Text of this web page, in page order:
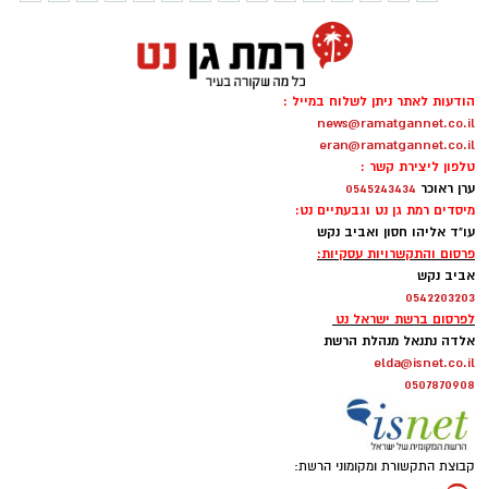
הודעות לאתר ניתן לשלוח במייל :
news@ramatgannet.co.il
eran@ramatgannet.co.il
טלפון ליצירת קשר :
ערן ראוכר 0545243434
מיסדים רמת גן נט וגבעתיים נט:
עו"ד אליהו חסון ואביב נקש
פרסום והתקשרויות עסקיות:
אביב נקש
0542203203
לפרסום ברשת ישראל נט
אלדה נתנאל מנהלת הרשת
elda@isnet.co.il
0507870908
קבוצת התקשורת ומקומוני הרשת: